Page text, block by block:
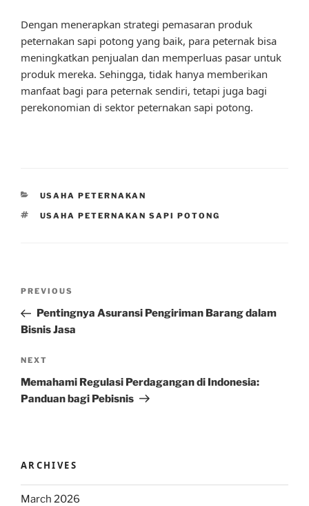
Dengan menerapkan strategi pemasaran produk
peternakan sapi potong yang baik, para peternak bisa
meningkatkan penjualan dan memperluas pasar untuk
produk mereka. Sehingga, tidak hanya memberikan
manfaat bagi para peternak sendiri, tetapi juga bagi
perekonomian di sektor peternakan sapi potong.
CATEGORIES
USAHA PETERNAKAN
TAGS
USAHA PETERNAKAN SAPI POTONG
Previous
Post
PREVIOUS
Pentingnya Asuransi Pengiriman Barang dalam
Bisnis Jasa
Next
Post
NEXT
Memahami Regulasi Perdagangan di Indonesia:
Panduan bagi Pebisnis
ARCHIVES
March 2026